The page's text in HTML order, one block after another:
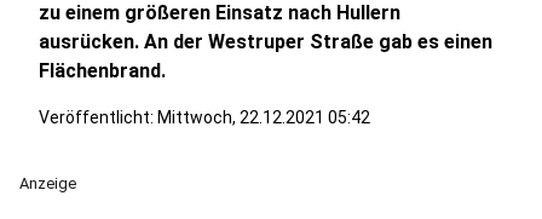
zu einem größeren Einsatz nach Hullern
ausrücken. An der Westruper Straße gab es einen
Flächenbrand.
Veröffentlicht: Mittwoch, 22.12.2021 05:42
Anzeige